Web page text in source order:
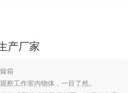
产厂家
箱
察工作室内物体，一目了然。